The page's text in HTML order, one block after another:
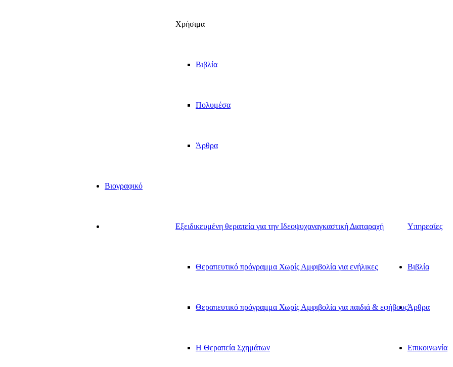
Χρήσιμα
Βιβλία
Πολυμέσα
Άρθρα
Βιογραφικό
Υπηρεσίες
Εξειδικευμένη θεραπεία για την Ιδεοψυχαναγκαστική Διαταραχή
Θεραπευτικό πρόγραμμα Χωρίς Αμφιβολία για ενήλικες
Θεραπευτικό πρόγραμμα Χωρίς Αμφιβολία για παιδιά & εφήβους
Η Θεραπεία Σχημάτων
Βιβλία
Άρθρα
Επικοινωνία